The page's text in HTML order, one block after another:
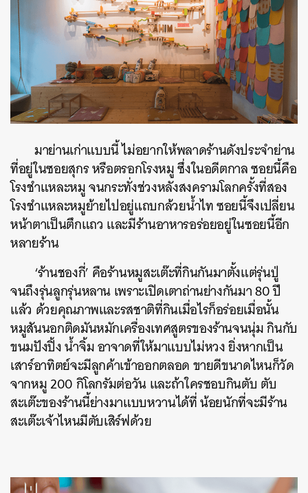
มาย่านเก่าแบบนี้ ไม่อยากให้พลาดร้านดังประจำย่าน
ที่อยู่ในซอยสุกร หรือตรอกโรงหมู ซึ่งในอดีตกาล ซอยนี้คือ
โรงชำแหละหมู จนกระทั่งช่วงหลังสงครามโลกครั้งที่สอง
โรงชำแหละหมูย้ายไปอยู่แถบกล้วยน้ำไท ซอยนี้จึงเปลี่ยน
หน้าตาเป็นตึกแถว และมีร้านอาหารอร่อยอยู่ในซอยนี้อีก
หลายร้าน
‘ร้านชองกี่’ คือร้านหมูสะเต๊ะที่กินกันมาตั้งแต่รุ่นปู่
จนถึงรุ่นลูกรุ่นหลาน เพราะเปิดเตาถ่านย่างกันมา 80 ปี
แล้ว ด้วยคุณภาพและรสชาติที่กินเมื่อไรก็อร่อยเมื่อนั้น
หมูสันนอกติดมันหมักเครื่องเทศสูตรของร้านจนนุ่ม กินกับ
ขนมปังปิ้ง น้ำจิ้ม อาจาดที่ให้มาแบบไม่หวง ยิ่งหากเป็น
เสาร์อาทิตย์จะมีลูกค้าเข้าออกตลอด ขายดีขนาดไหนก็วัด
จากหมู 200 กิโลกรัมต่อวัน และถ้าใครชอบกินตับ ตับ
สะเต๊ะของร้านนี้ย่างมาแบบหวานได้ที่ น้อยนักที่จะมีร้าน
สะเต๊ะเจ้าไหนมีตับเสิร์ฟด้วย